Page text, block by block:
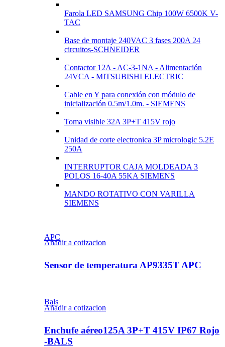
Farola LED SAMSUNG Chip 100W 6500K V-
TAC
Base de montaje 240VAC 3 fases 200A 24
circuitos-SCHNEIDER
Contactor 12A - AC-3-1NA - Alimentación
24VCA - MITSUBISHI ELECTRIC
Cable en Y para conexión con módulo de
inicialización 0.5m/1.0m. - SIEMENS
Toma visible 32A 3P+T 415V rojo
Unidad de corte electronica 3P micrologic 5.2E
250A
INTERRUPTOR CAJA MOLDEADA 3
POLOS 16-40A 55KA SIEMENS
MANDO ROTATIVO CON VARILLA
SIEMENS
APC
Añadir a cotizacion
Sensor de temperatura AP9335T APC
Bals
Añadir a cotizacion
Enchufe aéreo125A 3P+T 415V IP67 Rojo
-BALS